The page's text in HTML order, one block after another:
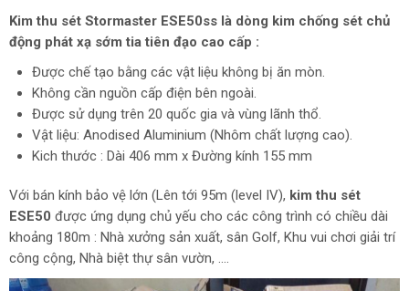
Kim thu sét Stormaster ESE50ss là dòng kim chống sét chủ
động phát xạ sớm tia tiên đạo cao cấp :
Được chế tạo bằng các vật liệu không bị ăn mòn.
Không cần nguồn cấp điện bên ngoài.
Được sử dụng trên 20 quốc gia và vùng lãnh thổ.
Vật liệu: Anodised Aluminium (Nhôm chất lượng cao).
Kich thước : Dài 406 mm x Đường kính 155 mm
Với bán kính bảo vệ lớn (Lên tới 95m (level IV), kim thu sét
ESE50 được ứng dụng chủ yếu cho các công trình có chiều dài
khoảng 180m : Nhà xưởng sản xuất, sân Golf, Khu vui chơi giải trí
công cộng, Nhà biệt thự sân vườn, ….